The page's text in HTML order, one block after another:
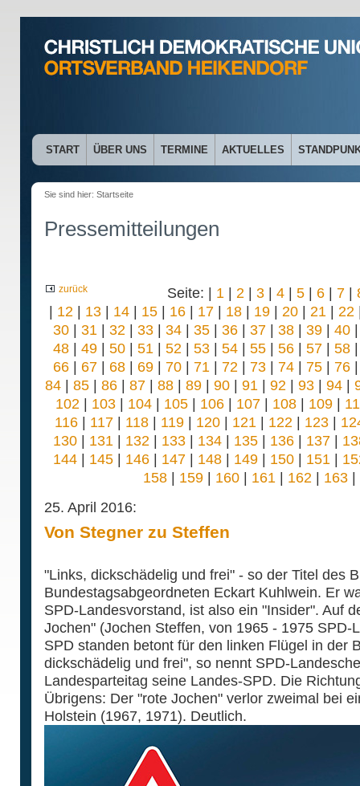
START ÜBER UNS TERMINE AKTUELLES
Sie sind hier: Startseite
Pressemitteilungen
zurück Seite: | 1 | 2 | 3 | 4 | 5 | 6 | 7 |
| 12 | 13| 14| 15| 16| 17| 18| 19| 20| 21 | 22
30| 31 | 32 | 33| 34| 35| 36| 37| 38| 39| 40
48| 49| 50| 51 | 52 | 53| 54| 55| 56| 57| 58
66| 67| 68| 69| 70| 71 | 72 | 73| 74| 75| 76
84| 85| 86| 87| 88| 89| 90| 91 | 92 | 93| 94|
102 | 103 | 104 | 105 | 106 | 107 | 108 | 109 |
116| 117| 118| 119| 120| 121 | 122 | 123|
130| 131 | 132 | 133| 134| 135| 136| 137|
144| 145| 146| 147| 148| 149| 150| 151 |
158 | 159 | 160 | 161 | 162 | 163 |
25. April 2016:
Von Stegner zu Steffen
"Links, dickschädelig und frei" - so der Titel des
Bundestagsabgeordneten Eckart Kuhlwein. Er
SPD-Landesvorstand, ist also ein "Insider". Auf
Jochen" (Jochen Steffen, von 1965 - 1975 SPD-
SPD standen betont für den linken Flügel in der
dickschädelig und frei", so nennt SPD-
Landesparteitag seine Landes-SPD. Die
Übrigens: Der "rote Jochen" verlor zweimal bei
Holstein (1967, 1971). Deutlich.